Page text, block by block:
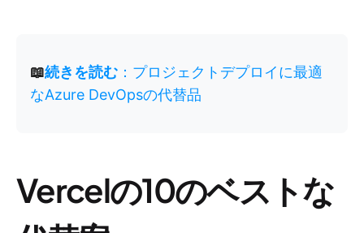
📖続きを読む ：プロジェクトデプロイに最適
なAzure DevOpsの代替品
Vercelの10のベストな